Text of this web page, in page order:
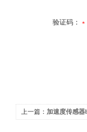
验证码：
上一篇： 加速度传感器